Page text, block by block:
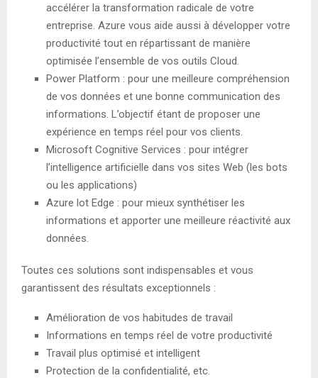
accélérer la transformation radicale de votre
entreprise. Azure vous aide aussi à développer votre
productivité tout en répartissant de manière
optimisée l’ensemble de vos outils Cloud.
Power Platform : pour une meilleure compréhension
de vos données et une bonne communication des
informations. L’objectif étant de proposer une
expérience en temps réel pour vos clients.
Microsoft Cognitive Services : pour intégrer
l’intelligence artificielle dans vos sites Web (les bots
ou les applications)
Azure lot Edge : pour mieux synthétiser les
informations et apporter une meilleure réactivité aux
données.
Toutes ces solutions sont indispensables et vous
garantissent des résultats exceptionnels :
Amélioration de vos habitudes de travail
Informations en temps réel de votre productivité
Travail plus optimisé et intelligent
Protection de la confidentialité, etc.